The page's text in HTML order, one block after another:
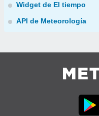
Widget de El tiempo
API de Meteorología